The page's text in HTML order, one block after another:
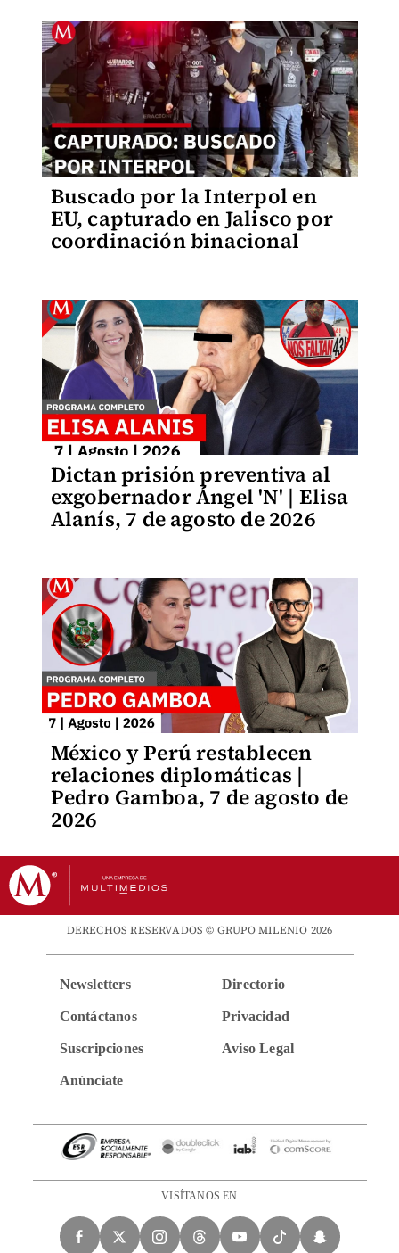
Buscado por la Interpol en
EU, capturado en Jalisco por
coordinación binacional
Dictan prisión preventiva al
exgobernador Ángel 'N' | Elisa
Alanís, 7 de agosto de 2026
México y Perú restablecen
relaciones diplomáticas |
Pedro Gamboa, 7 de agosto de
2026
DERECHOS RESERVADOS © GRUPO MILENIO 2026
Newsletters
Contáctanos
Suscripciones
Anúnciate
Directorio
Privacidad
Aviso Legal
VISÍTANOS EN